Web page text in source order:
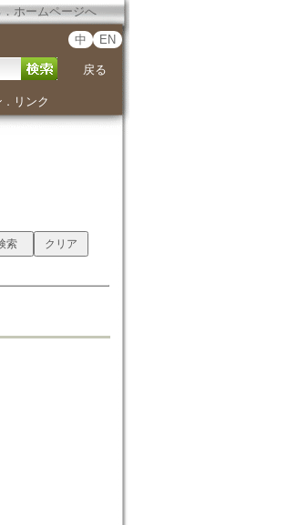
． ホームページへ
中 EN
戻る
． リンク